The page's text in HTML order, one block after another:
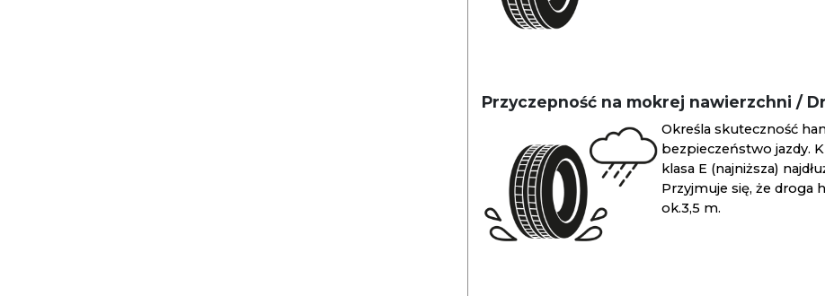
Przyczepność na mokrej nawierzchni /
Określa skuteczność
bezpieczeństwo jazdy.
klasa E (najniższa)
Przyjmuje się, że droga
ok.3,5 m.